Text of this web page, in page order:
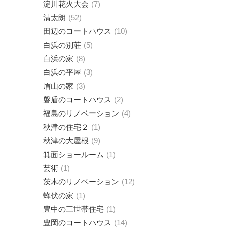
淀川花火大会
7
清太朗
52
田辺のコートハウス
10
白浜の別荘
5
白浜の家
8
白浜の平屋
3
眉山の家
3
磐盾のコートハウス
2
福島のリノベーション
4
秋津の住宅２
1
秋津の大屋根
9
箕面ショールーム
1
芸術
1
茨木のリノベーション
12
蜂伏の家
1
豊中の三世帯住宅
1
豊岡のコートハウス
14